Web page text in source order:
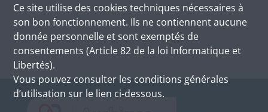
Ce site utilise des cookies techniques nécessaires à
son bon fonctionnement. Ils ne contiennent aucune
donnée personnelle et sont exemptés de
consentements (Article 82 de la loi Informatique et
Libertés).
Vous pouvez consulter les conditions générales
d’utilisation sur le lien ci-dessous.